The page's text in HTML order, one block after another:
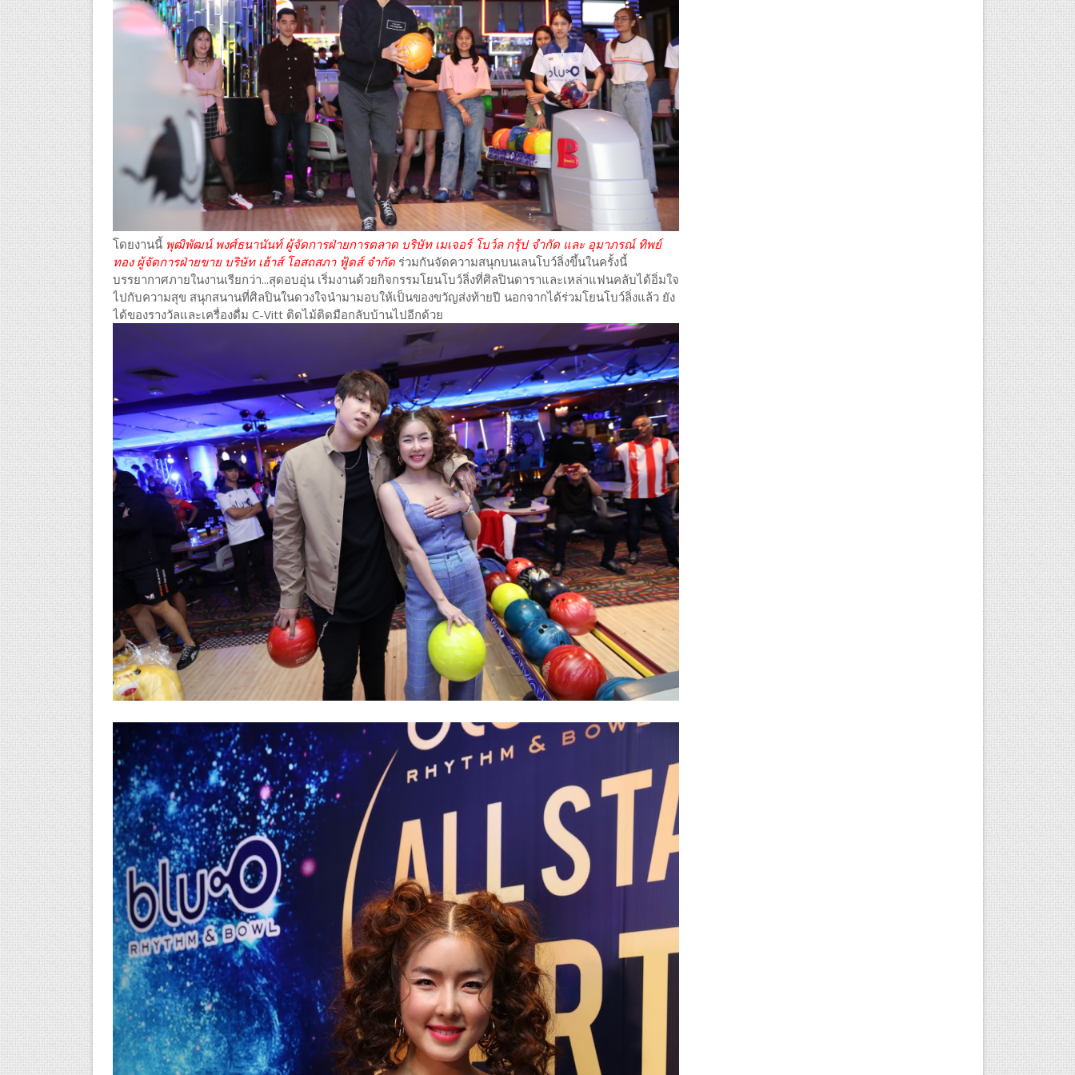
โดยงานนี้ พุฒิพัฒน์ พงศ์ธนานันท์ ผู้จัดการฝ่ายการตลาด บริษัท เมเจอร์ โบว์ล กรุ้ป จำกัด และ อุมาภรณ์ ทิพย์
ทอง ผู้จัดการฝ่ายขาย บริษัท เฮ้าส์ โอสถสภา ฟู้ดส์ จำกัด ร่วมกันจัดความสนุกบนเลนโบว์ลิ่งขึ้นในครั้งนี้
บรรยากาศภายในงานเรียกว่า...สุดอบอุ่น เริ่มงานด้วยกิจกรรมโยนโบว์ลิ่งที่ศิลปินดาราและเหล่าแฟนคลับได้อิ่มใจ
ไปกับความสุข สนุกสนานที่ศิลปินในดวงใจนำมามอบให้เป็นของขวัญส่งท้ายปี นอกจากได้ร่วมโยนโบว์ลิ่งแล้ว ยัง
ได้ของรางวัลและเครื่องดื่ม C-Vitt ติดไม้ติดมือกลับบ้านไปอีกด้วย